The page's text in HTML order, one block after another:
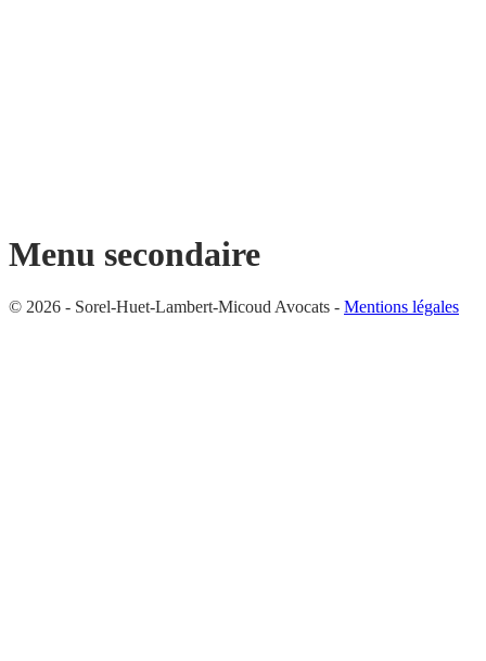
Menu secondaire
© 2026 - Sorel-Huet-Lambert-Micoud Avocats - Mentions légales